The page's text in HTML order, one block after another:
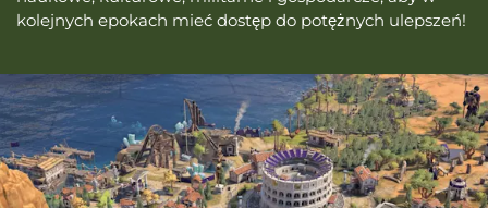
kolejnych epokach mieć dostęp do potężnych ulepszeń!